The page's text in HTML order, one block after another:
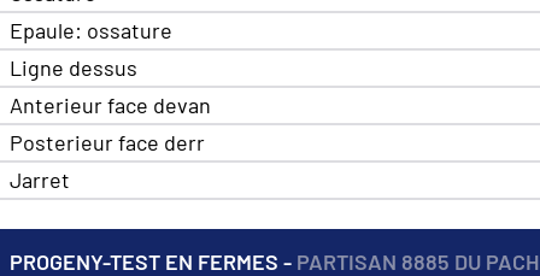
Epaule: ossature
Ligne dessus
Anterieur face devan
Posterieur face derr
Jarret
PROGENY-TEST EN FERMES - PARTISAN 8885 DU